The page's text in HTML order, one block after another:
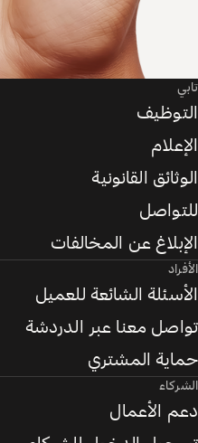
تابي
التوظيف
الإعلام
الوثائق القانونية
للتواصل
الإبلاغ عن المخالفات
الأفراد
الأسئلة الشائعة للعميل
تواصل معنا عبر الدردشة
حماية المشتري
الشركاء
دعم الأعمال